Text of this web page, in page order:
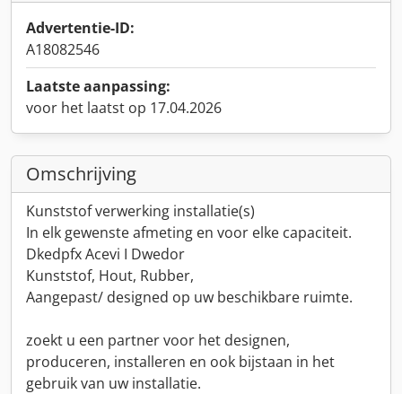
Advertentie-ID:
A18082546
Laatste aanpassing:
voor het laatst op 17.04.2026
Omschrijving
Kunststof verwerking installatie(s)
In elk gewenste afmeting en voor elke capaciteit.
Dkedpfx Acevi I Dwedor
Kunststof, Hout, Rubber,
Aangepast/ designed op uw beschikbare ruimte.
zoekt u een partner voor het designen,
produceren, installeren en ook bijstaan in het
gebruik van uw installatie.